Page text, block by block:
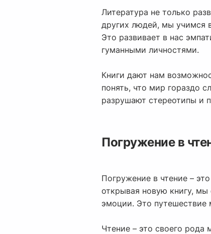
Литература не только
других людей, мы учимся
Это развивает в нас
гуманными личностями.
Книги дают нам
понять, что мир гораздо
разрушают стереотипы и
Погружение в
Погружение в чтение –
открывая новую книгу,
эмоции. Это путешествие
Чтение – это своего рода